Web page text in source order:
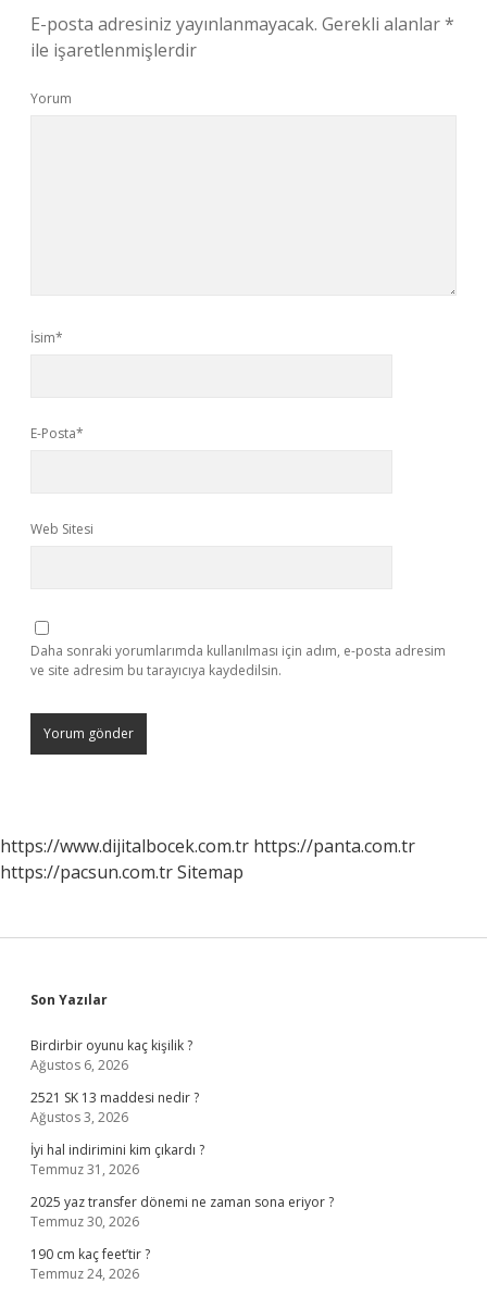
E-posta adresiniz yayınlanmayacak. Gerekli alanlar*
ile işaretlenmişlerdir
Yorum
İsim*
E-Posta*
Web Sitesi
Daha sonraki yorumlarımda kullanılması için adım, e-posta adresim
ve site adresim bu tarayıcıya kaydedilsin.
https://www.dijitalbocek.com.tr https://panta.com.tr
https://pacsun.com.trSitemap
Sidebar
Son Yazılar
Birdirbir oyunu kaç kişilik ?
Ağustos 6, 2026
2521 SK 13 maddesi nedir ?
Ağustos 3, 2026
İyi hal indirimini kim çıkardı ?
Temmuz 31, 2026
2025 yaz transfer dönemi ne zaman sona eriyor ?
Temmuz 30, 2026
190 cm kaç feet’tir ?
Temmuz 24, 2026